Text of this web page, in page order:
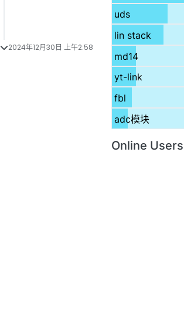
2024年12月30日 上午2:58
uds
lin stack
md14
yt-link
fbl
adc模块
Online Users